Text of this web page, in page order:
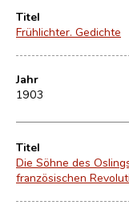
Titel
Frühlichter. Gedichte
Jahr
1903
Titel
Die Söhne des
französischen